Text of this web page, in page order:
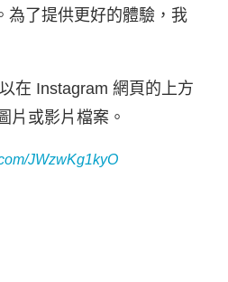
為了提供更好的體驗，我
在 Instagram 網頁的上方
片或影片檔案。
JWzwKg1kyO